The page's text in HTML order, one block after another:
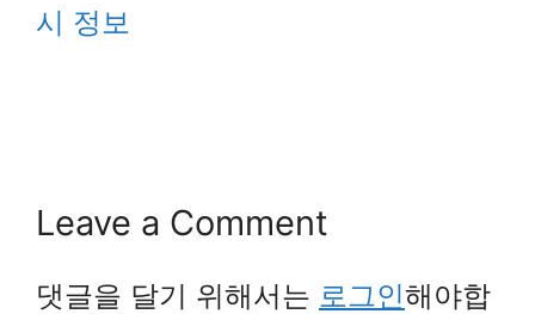
시 정보
Leave a Comment
댓글을 달기 위해서는 로그인해야합